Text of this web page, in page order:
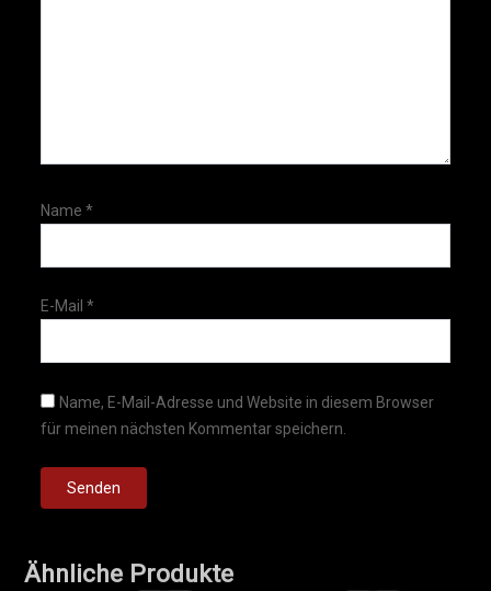
Name*
E-Mail*
Name, E-Mail-Adresse und Website in diesem Browser
für meinen nächsten Kommentar speichern.
Ähnliche Produkte